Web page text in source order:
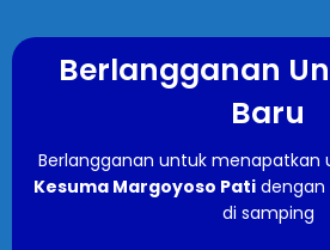
Berlangganan
Baru
Berlangganan untuk menapatkan
Kesuma Margoyoso Pati dengan
di samping